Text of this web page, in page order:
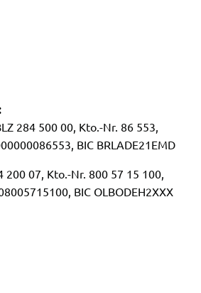
284 500 00, Kto.-Nr. 86 553,
BIC BRLADE21EMD
200 07, Kto.-Nr. 800 57 15 100,
BIC OLBODEH2XXX